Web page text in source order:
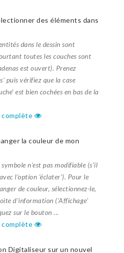
des éléments dans
dans le dessin sont
toutes les couches sont
est ouvert). Prenez
puis vérifiez que la case
est bien cochées en bas de la
complète
la couleur de mon
n'est pas modifiable (s'il
l'option 'éclater'). Pour le
de couleur, sélectionnez-le,
d'information ('Affichage'
sur le bouton ...
complète
Digitaliseur sur un nouvel